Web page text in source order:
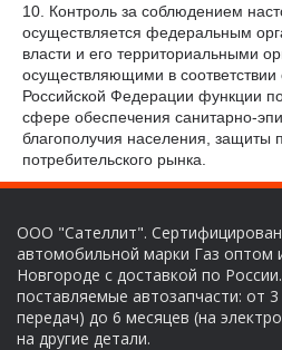
10. Контроль за соблюдением
осуществляется федеральным
власти и его территориальными
осуществляющими в соответствии
Российской Федерации функции
сфере обеспечения санитарно-
благополучия населения, защиты
потребительского рынка.
ООО "Сателлит".
автомобильной марки Газ оптом
Новгороде с доставкой по
поставляемые автозапчасти: от
передач) до 6 месяцев (на
на другие детали.